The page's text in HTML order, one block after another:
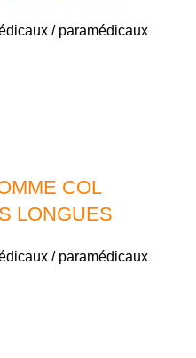
/ paramédicaux
COL
LONGUES
/ paramédicaux